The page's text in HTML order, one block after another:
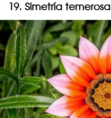
19. Simetría temerosa